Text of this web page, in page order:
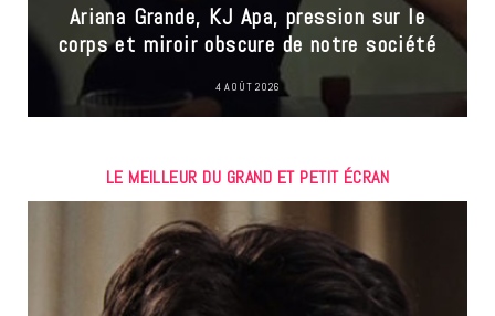
Ariana Grande, KJ Apa, pression sur le
corps et miroir obscure de notre société
4 AOÛT 2026
LE MEILLEUR DU GRAND ET PETIT ÉCRAN